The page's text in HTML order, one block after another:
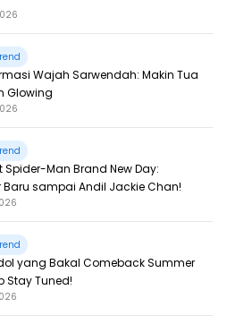
Wajah Sarwendah: Makin Tua
Glowing
Baru sampai Andil Jackie Chan!
yang Bakal Comeback Summer
Stay Tuned!